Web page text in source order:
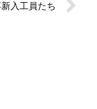
入工員たち